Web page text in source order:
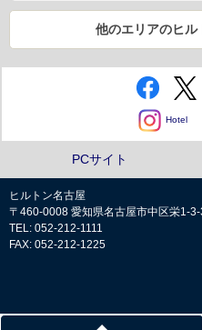
他のエリアのヒル
Hotel
PCサイト
ヒルトン名古屋
〒460-0008 愛知県名古屋市中区栄1-
TEL: 052-212-1111
FAX: 052-212-1225